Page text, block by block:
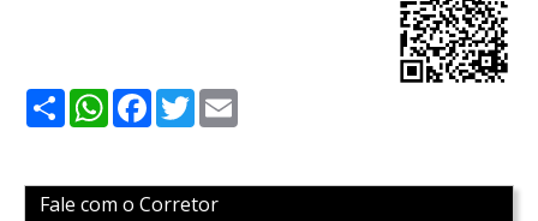
ShareWhatsApp
Facebook
Twitter
Fale com o Corretor